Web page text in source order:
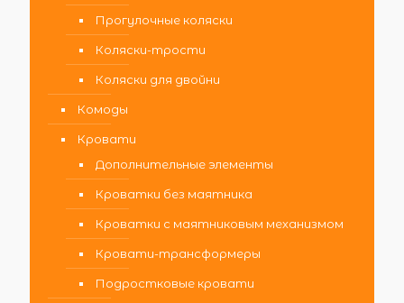
Прогулочные коляски
Коляски-трости
Коляски для двойни
Комоды
Кровати
Дополнительные элементы
Кроватки без маятника
Кроватки с маятниковым механизмом
Кровати-трансформеры
Подростковые кровати